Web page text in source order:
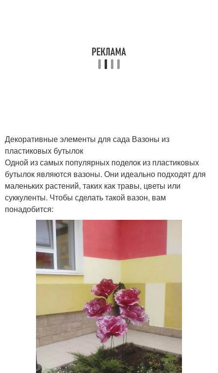
Бутылки для полива
Пластиковые бутылки Бутылки для украшения
Бутылки для хранения
организации
Пластиковая бутылка
Бутылки для
домашнего обихода
Бутылка для
творческого проекта
5-литровые бутылки
Бутылки для
Декоративные элементы для сада Вазоны из
пластиковых бутылок
Одной из самых популярных поделок из пластиковых
бутылок являются вазоны. Они идеально подходят для
маленьких растений, таких как травы, цветы или
суккуленты. Чтобы сделать такой вазон, вам
понадобится: